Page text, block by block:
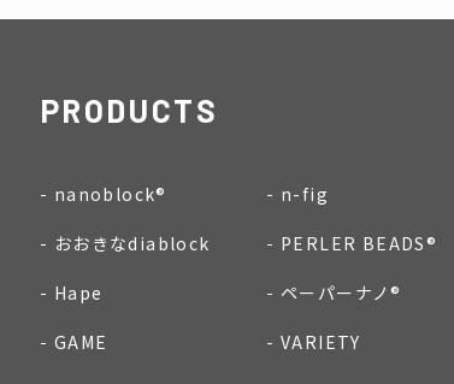
PRODUCTS
nanoblock® n-fig
おおきなdiablock PERLER BEADS®
Hape ペーパーナノ®
GAME VARIETY